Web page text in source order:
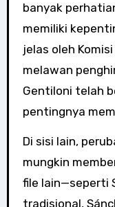
banyak
memiliki
jelas oleh
melawan
Gentiloni telah
pentingnya
Di sisi lain,
mungkin
file lain—seperti
tradisional,